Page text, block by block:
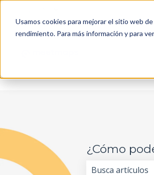
Usamos cookies para mejorar el sitio web
rendimiento. Para más información y para
¿Cómo